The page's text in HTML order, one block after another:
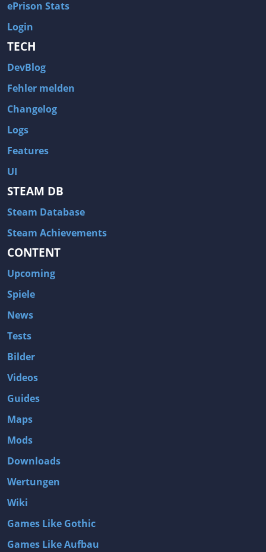
ePrison Stats
Login
TECH
DevBlog
Fehler melden
Changelog
Logs
Features
UI
STEAM DB
Steam Database
Steam Achievements
CONTENT
Upcoming
Spiele
News
Tests
Bilder
Videos
Guides
Maps
Mods
Downloads
Wertungen
Wiki
Games Like Gothic
Games Like Aufbau